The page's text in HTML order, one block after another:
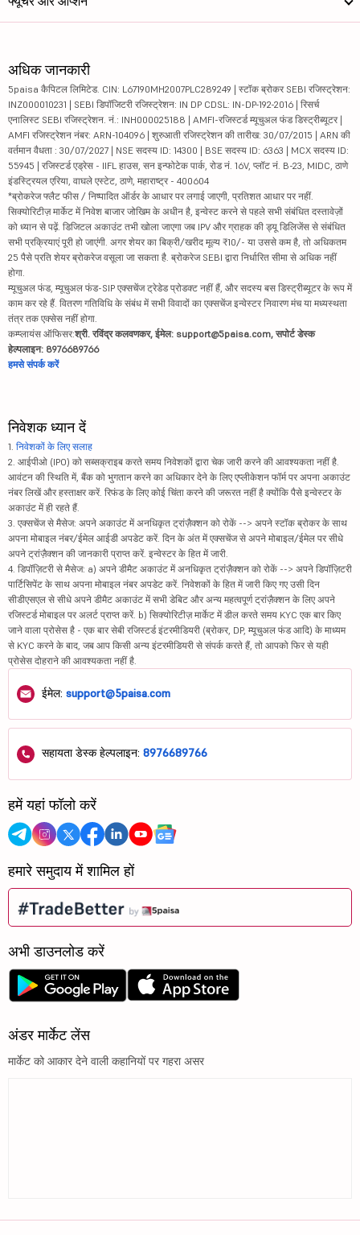
अधिक जानकारी
5paisa कैपिटल लिमिटेड. CIN: L67190MH2007PLC289249 | स्टॉक ब्रोकर SEBI रजिस्ट्रेशन:
INZ000010231 | SEBI डिपॉजिटरी रजिस्ट्रेशन: IN DP CDSL: IN-DP-192-2016 | रिसर्च
एनालिस्ट SEBI रजिस्ट्रेशन. नं.: INH000025188 | AMFI-रजिस्टर्ड म्यूचुअल फंड डिस्ट्रीब्यूटर |
AMFI रजिस्ट्रेशन नंबर: ARN-104096 | शुरुआती रजिस्ट्रेशन की तारीख: 30/07/2015 | ARN की
वर्तमान वैधता : 30/07/2027 | NSE सदस्य ID: 14300 | BSE सदस्य ID: 6363 | MCX सदस्य ID:
55945 | रजिस्टर्ड एड्रेस - IIFL हाउस, सन इन्फोटेक पार्क, रोड नं. 16V, प्लॉट नं. B-23, MIDC, ठाणे
इंडस्ट्रियल एरिया, वाघले एस्टेट, ठाणे, महाराष्ट्र - 400604
*ब्रोकरेज फ्लैट फीस / निष्पादित ऑर्डर के आधार पर लगाई जाएगी, प्रतिशत आधार पर नहीं.
सिक्योरिटीज़ मार्केट में निवेश बाजार जोखिम के अधीन है, इन्वेस्ट करने से पहले सभी संबंधित दस्तावेज़ों
को ध्यान से पढ़ें. डिजिटल अकाउंट तभी खोला जाएगा जब IPV और ग्राहक की ड्यू डिलिजेंस से संबंधित
सभी प्रक्रियाएं पूरी हो जाएंगी. अगर शेयर का बिक्री/खरीद मूल्य ₹10/- या उससे कम है, तो अधिकतम
25 पैसे प्रति शेयर ब्रोकरेज वसूला जा सकता है. ब्रोकरेज SEBI द्वारा निर्धारित सीमा से अधिक नहीं
होगा.
म्यूचुअल फंड, म्यूचुअल फंड-SIP एक्सचेंज ट्रेडेड प्रोडक्ट नहीं हैं, और सदस्य बस डिस्ट्रीब्यूटर के रूप में
काम कर रहे हैं. वितरण गतिविधि के संबंध में सभी विवादों का एक्सचेंज इन्वेस्टर निवारण मंच या मध्यस्थता
तंत्र तक एक्सेस नहीं होगा.
कम्प्लायंस ऑफिसर:श्री. रविंद्र कलवणकर, ईमेल: support@5paisa.com, सपोर्ट डेस्क
हेल्पलाइन: 8976689766
हमसे संपर्क करें
निवेशक ध्यान दें
1. निवेशकों के लिए सलाह
2. आईपीओ (IPO) को सब्सक्राइब करते समय निवेशकों द्वारा चेक जारी करने की आवश्यकता नहीं है.
आवंटन की स्थिति में, बैंक को भुगतान करने का अधिकार देने के लिए एप्लीकेशन फॉर्म पर अपना अकाउंट
नंबर लिखें और हस्ताक्षर करें. रिफंड के लिए कोई चिंता करने की जरूरत नहीं है क्योंकि पैसे इन्वेस्टर के
अकाउंट में ही रहते हैं.
3. एक्सचेंज से मैसेज: अपने अकाउंट में अनधिकृत ट्रांज़ैक्शन को रोकें --> अपने स्टॉक ब्रोकर के साथ
अपना मोबाइल नंबर/ईमेल आईडी अपडेट करें. दिन के अंत में एक्सचेंज से अपने मोबाइल/ईमेल पर सीधे
अपने ट्रांज़ैक्शन की जानकारी प्राप्त करें. इन्वेस्टर के हित में जारी.
4. डिपॉज़िटरी से मैसेज: a) अपने डीमैट अकाउंट में अनधिकृत ट्रांज़ैक्शन को रोकें --> अपने डिपॉज़िटरी
पार्टिसिपेंट के साथ अपना मोबाइल नंबर अपडेट करें. निवेशकों के हित में जारी किए गए उसी दिन
सीडीएसएल से सीधे अपने डीमैट अकाउंट में सभी डेबिट और अन्य महत्वपूर्ण ट्रांज़ैक्शन के लिए अपने
रजिस्टर्ड मोबाइल पर अलर्ट प्राप्त करें. b) सिक्योरिटीज़ मार्केट में डील करते समय KYC एक बार किए
जाने वाला प्रोसेस है - एक बार सेबी रजिस्टर्ड इंटरमीडियरी (ब्रोकर, DP, म्यूचुअल फंड आदि) के माध्यम
से KYC करने के बाद, जब आप किसी अन्य इंटरमीडियरी से संपर्क करते हैं, तो आपको फिर से यही
प्रोसेस दोहराने की आवश्यकता नहीं है.
ईमेल: support@5paisa.com
सहायता डेस्क हेल्पलाइन: 8976689766
हमें यहां फॉलो करें
हमारे समुदाय में शामिल हों
अभी डाउनलोड करें
अंडर मार्केट लेंस
मार्केट को आकार देने वाली कहानियों पर गहरा असर